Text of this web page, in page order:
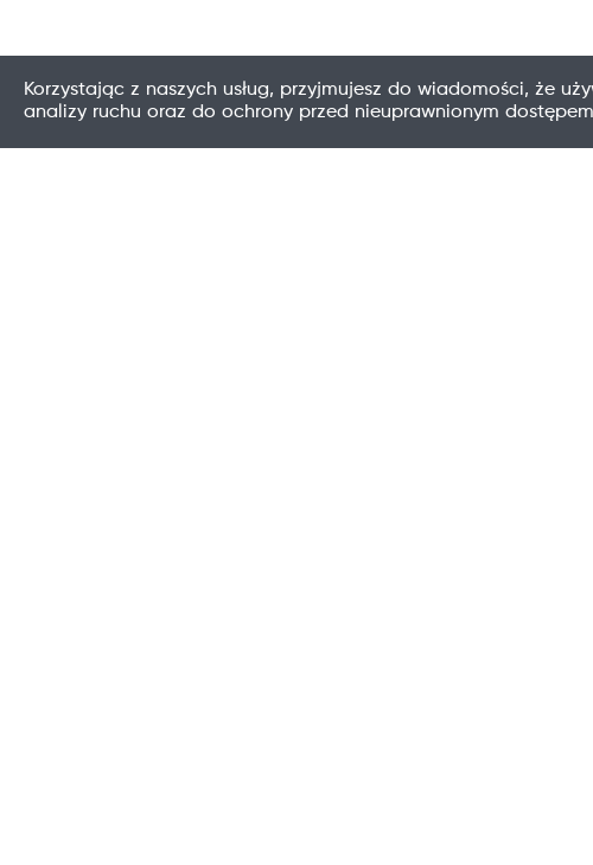
Korzystając z naszych usług, przyjmujesz do wiadomości, że
analizy ruchu oraz do ochrony przed nieuprawnionym